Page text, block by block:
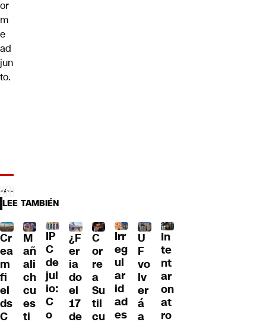
or
m
e
ad
jun
to.
LEE TAMBIÉN
Cr
ea
m
fi
el
ds
C
M
añ
ali
ch
cu
es
ti
IP
C
de
jul
io:
C
o
¿F
er
ia
do
el
17
de
C
or
re
a
Su
til
cu
Irr
eg
ul
ar
id
ad
es
U
F
vo
lv
er
á
a
In
te
nt
ar
on
at
ro